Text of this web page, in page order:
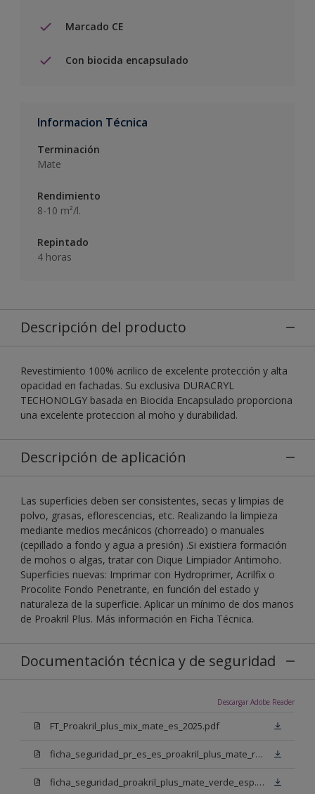
Marcado CE
Con biocida encapsulado
Informacion Técnica
Terminación
Mate
Rendimiento
8-10 m²/l.
Repintado
4 horas
Descripción del producto
Revestimiento 100% acrilico de excelente protección y alta
opacidad en fachadas. Su exclusiva DURACRYL
TECHONOLGY basada en Biocida Encapsulado proporciona
una excelente proteccion al moho y durabilidad.
Descripción de aplicación
Las superficies deben ser consistentes, secas y limpias de
polvo, grasas, eflorescencias, etc. Realizando la limpieza
mediante medios mecánicos (chorreado) o manuales
(cepillado a fondo y agua a presión) .Si existiera formación
de mohos o algas, tratar con Dique Limpiador Antimoho.
Superficies nuevas: Imprimar con Hydroprimer, Acrilfix o
Procolite Fondo Penetrante, en función del estado y
naturaleza de la superficie. Aplicar un mínimo de dos manos
de Proakril Plus. Más información en Ficha Técnica.
Documentación técnica y de seguridad
Descargar Adobe Reader
FT_Proakril_plus_mix_mate_es_2025.pdf
ficha_seguridad_pr_es_es_proakril_plus_mate_rojo_ingles.pdf
ficha_seguridad_proakril_plus_mate_verde_esp.pdf